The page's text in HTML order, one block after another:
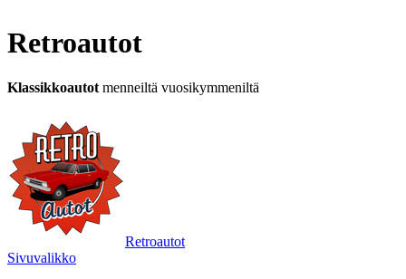
Retroautot
Klassikkoautot menneiltä vuosikymmeniltä
Retroautot
Sivuvalikko